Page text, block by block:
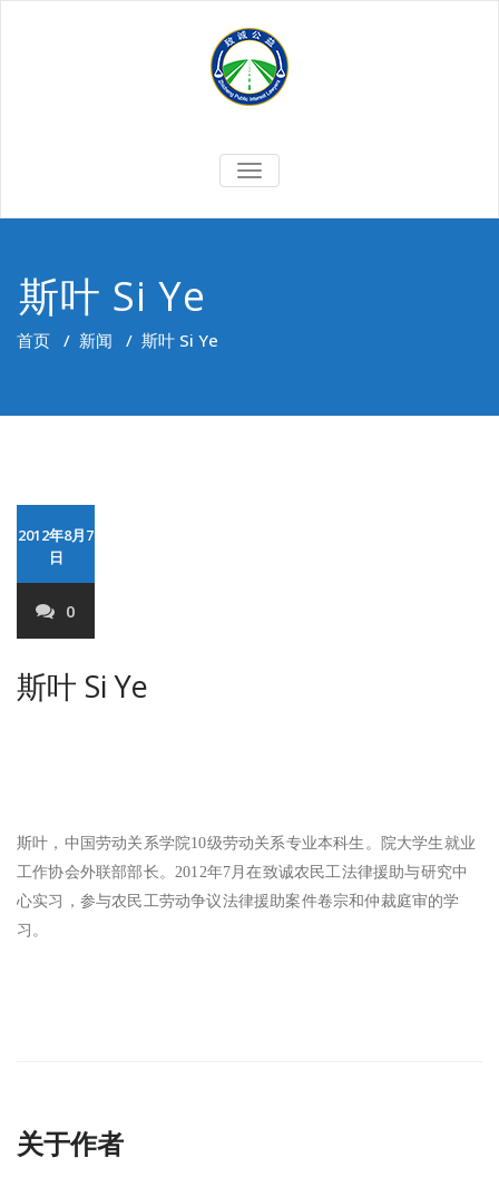
切
换
斯叶 Si Ye
首页 / 新闻 / 斯叶 Si Ye
2012年8月7
日
0
斯叶 Si Ye
斯叶，中国劳动关系学院10级劳动关系专业本科生。院大学生就业
工作协会外联部部长。 2012年7月在致诚农民工法律援助与研究中
心实习，参与农民工劳动争议法律援助案件卷宗和仲裁庭审的学
习。
关于作者